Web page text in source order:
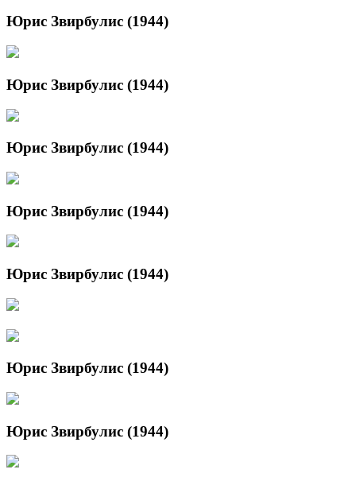
Юрис Звирбулис (1944)
Юрис Звирбулис (1944)
Юрис Звирбулис (1944)
Юрис Звирбулис (1944)
Юрис Звирбулис (1944)
Юрис Звирбулис (1944)
Юрис Звирбулис (1944)